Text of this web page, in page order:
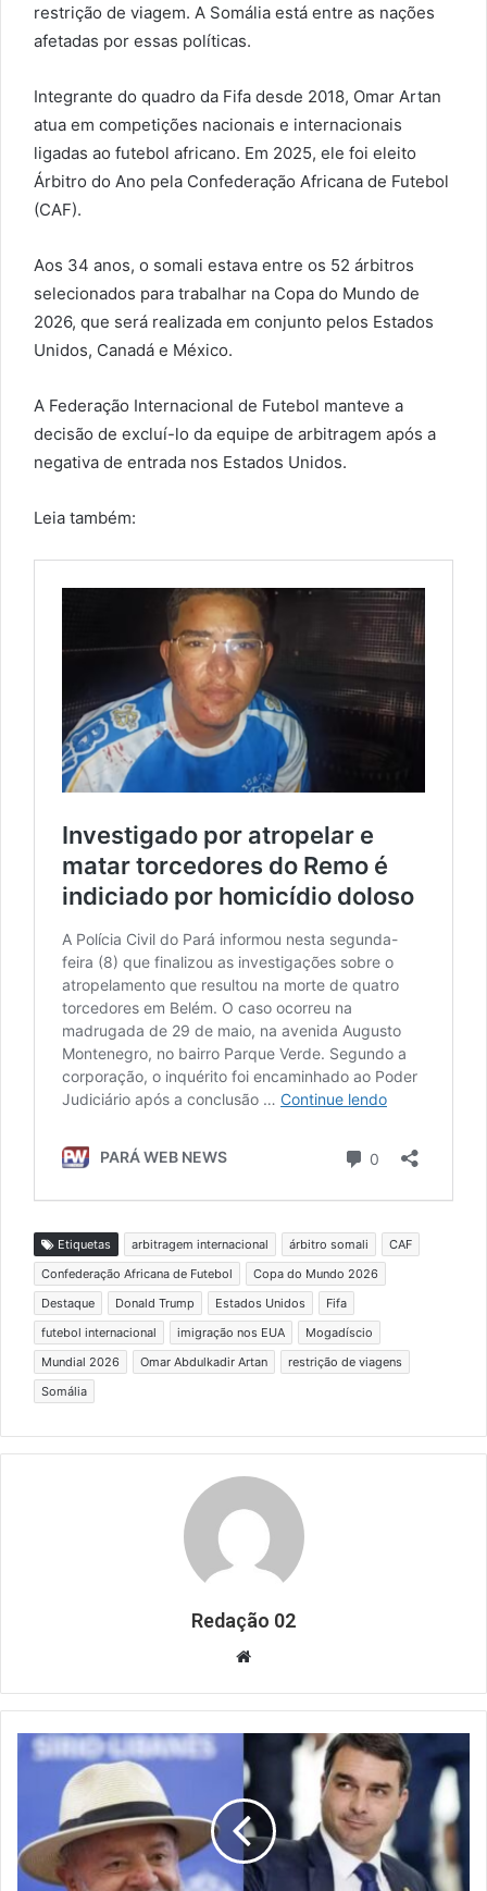
restrição de viagem. A Somália está entre as nações
afetadas por essas políticas.
Integrante do quadro da Fifa desde 2018, Omar Artan
atua em competições nacionais e internacionais
ligadas ao futebol africano. Em 2025, ele foi eleito
Árbitro do Ano pela Confederação Africana de Futebol
(CAF).
Aos 34 anos, o somali estava entre os 52 árbitros
selecionados para trabalhar na Copa do Mundo de
2026, que será realizada em conjunto pelos Estados
Unidos, Canadá e México.
A Federação Internacional de Futebol manteve a
decisão de excluí-lo da equipe de arbitragem após a
negativa de entrada nos Estados Unidos.
Leia também:
Etiquetas arbitragem internacional árbitro somali
CAF
Confederação Africana de Futebol
Copa do Mundo 2026
Destaque
Donald Trump Estados Unidos
Fifa
futebol internacional
imigração nos EUA
Mogadíscio
Mundial 2026
Omar Abdulkadir Artan
restrição de viagens
Somália
Redação 02
Website